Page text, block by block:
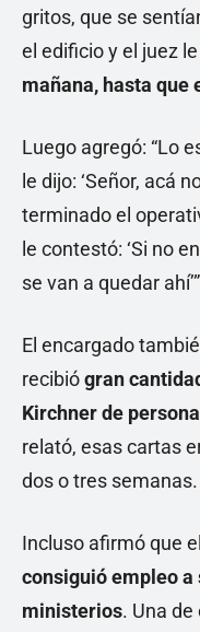
gritos, que se
el edificio y el juez
mañana, hasta que
Luego agregó: “Lo
le dijo: ‘Señor, acá
terminado el
le contestó: ‘Si no
se van a quedar
El encargado
recibiógran
Kirchner de
relató, esas cartas
dos o tres semanas.
Incluso afirmó que
consiguió empleo
ministerios. Una de